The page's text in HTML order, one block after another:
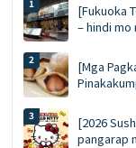
[Fukuoka
– hindi mo
na mga
[Mga
ang
[2026
pangarap